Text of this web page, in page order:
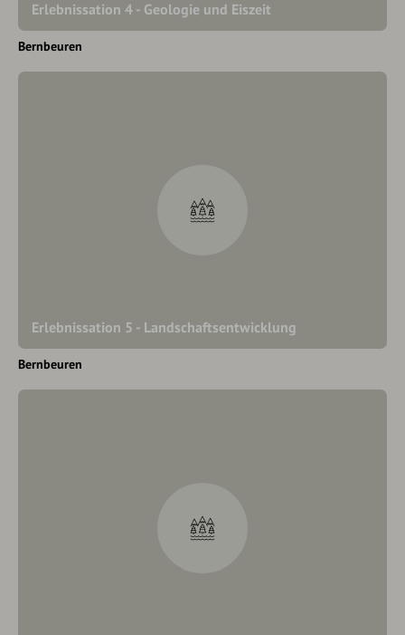
Erlebnissation 4 - Geologie und Eiszeit
Bernbeuren
Erlebnissation 5 - Landschaftsentwicklung
Bernbeuren